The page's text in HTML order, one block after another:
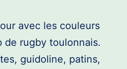
avec les couleurs
de rugby toulonnais.
guidoline, patins,